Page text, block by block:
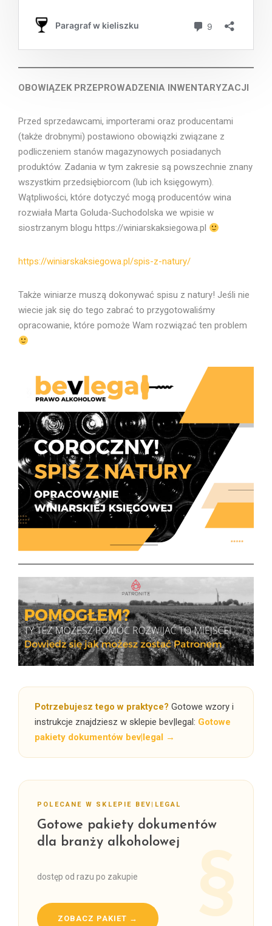
OBOWIĄZEK PRZEPROWADZENIA INWENTARYZACJI
Przed sprzedawcami, importerami oraz producentami
(także drobnymi) postawiono obowiązki związane z
podliczeniem stanów magazynowych posiadanych
produktów. Zadania w tym zakresie są powszechnie znany
wszystkim przedsiębiorcom (lub ich księgowym).
Wątpliwości, które dotyczyć mogą producentów wina
rozwiała Marta Goluda-Suchodolska we wpisie w
siostrzanym blogu https://winiarskaksiegowa.pl
https://winiarskaksiegowa.pl/spis-z-natury/
Także winiarze muszą dokonywać spisu z natury! Jeśli nie
wiecie jak się do tego zabrać to przygotowaliśmy
opracowanie, które pomoże Wam rozwiązać ten problem
Potrzebujesz tego w praktyce? Gotowe wzory i
instrukcje znajdziesz w sklepie bev|legal: Gotowe
pakiety dokumentów bev|legal →
POLECANE W SKLEPIE BEV|LEGAL
Gotowe pakiety dokumentów
dla branży alkoholowej
dostęp od razu po zakupie
ZOBACZ PAKIET →